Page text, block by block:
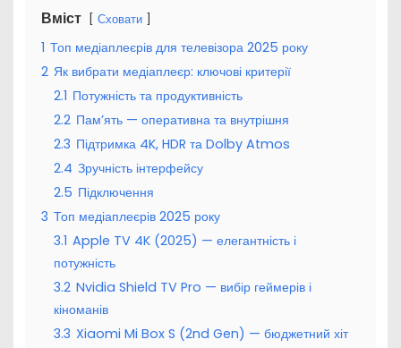
Вміст Сховати
1 Топ медіаплеєрів для телевізора 2025 року
2 Як вибрати медіаплеєр: ключові критерії
2.1 Потужність та продуктивність
2.2 Пам’ять — оперативна та внутрішня
2.3 Підтримка 4K, HDR та Dolby Atmos
2.4 Зручність інтерфейсу
2.5 Підключення
3 Топ медіаплеєрів 2025 року
3.1 Apple TV 4K (2025) — елегантність і
потужність
3.2 Nvidia Shield TV Pro — вибір геймерів і
кіноманів
3.3 Xiaomi Mi Box S (2nd Gen) — бюджетний хіт